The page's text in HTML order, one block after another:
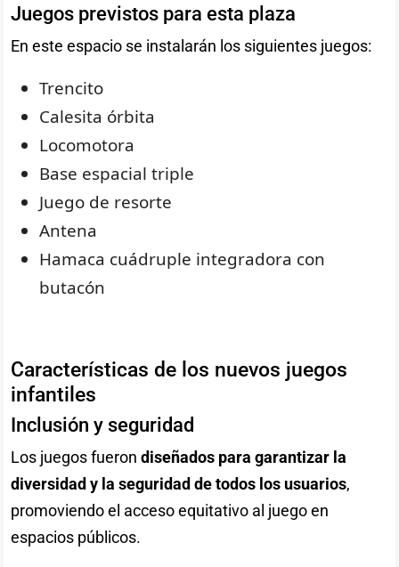
Juegos previstos para esta plaza
En este espacio se instalarán los siguientes juegos:
Trencito
Calesita órbita
Locomotora
Base espacial triple
Juego de resorte
Antena
Hamaca cuádruple integradora con
butacón
Características de los nuevos juegos
infantiles
Inclusión y seguridad
Los juegos fuerondiseñados para garantizar la
diversidad y la seguridad de todos los usuarios,
promoviendo el acceso equitativo al juego en
espacios públicos.